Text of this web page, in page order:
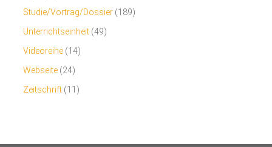
Studie/Vortrag/Dossier (189)
Unterrichtseinheit (49)
Videoreihe (14)
Webseite (24)
Zeitschrift (11)